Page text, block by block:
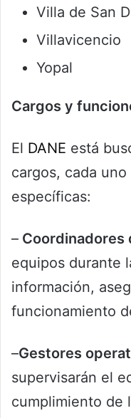
Villa de San
Villavicencio
Yopal
Cargos y
El DANE está
cargos, cada
específicas:
– Coordinadores
equipos durante
información,
funcionamiento
–Gestores
supervisarán el
cumplimiento de